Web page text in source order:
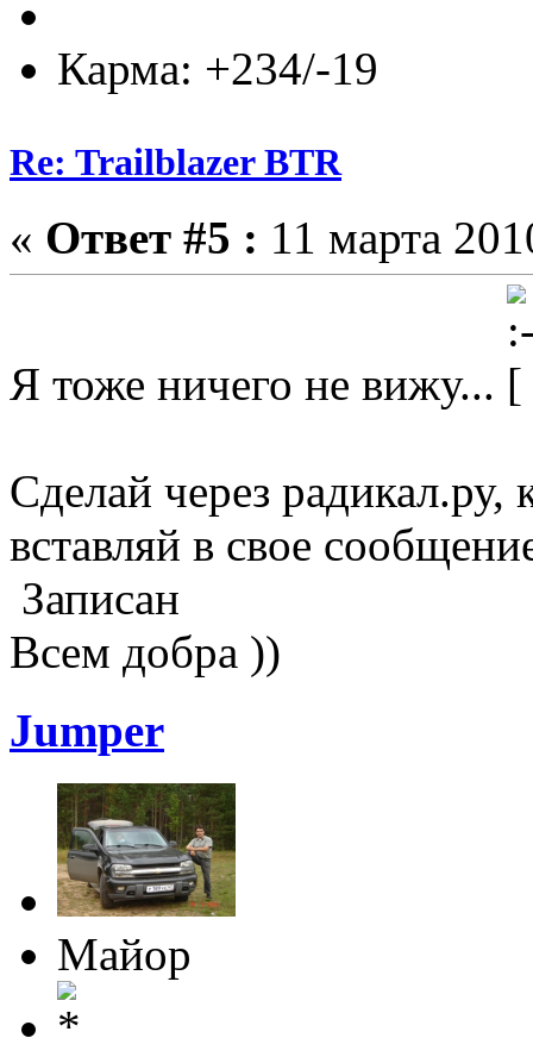
Карма: +234/-19
Re: Trailblazer BTR
« Ответ #5 : 11 марта
Я тоже ничего не вижу...
Сделай через
вставляй в свое
Записан
Всем добра ))
Jumper
Майор